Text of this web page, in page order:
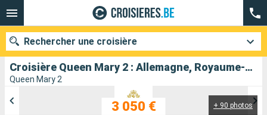
Croisière Queen Mary 2 : Allemagne, Royaume-Uni, États-Unis au départ de New York
Queen Mary 2
+ 90 photos
3 050 €
Rechercher une croisière